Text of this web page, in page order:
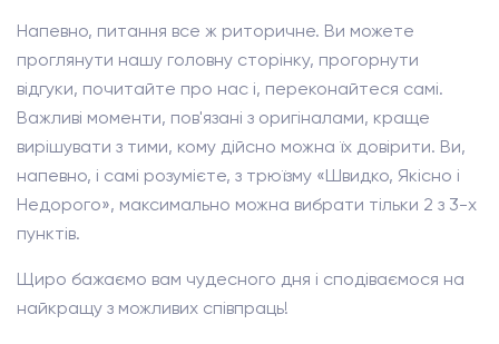
Напевно, питання все ж риторичне. Ви можете
проглянути нашу головну сторінку, прогорнути
відгуки, почитайте про нас і, переконайтеся самі.
Важливі моменти, пов'язані з оригіналами, краще
вирішувати з тими, кому дійсно можна їх довірити. Ви,
напевно, і самі розумієте, з трюїзму «Швидко, Якісно і
Недорого», максимально можна вибрати тільки 2 з 3-х
пунктів.
Щиро бажаємо вам чудесного дня і сподіваємося на
найкращу з можливих співпраць!